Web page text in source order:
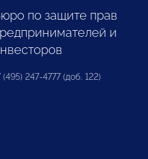
по защите прав
и
(495) 247-4777 (доб. 122)